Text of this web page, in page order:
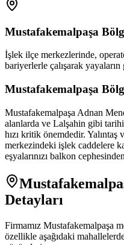
Mustafakemalpaşa
İşlek ilçe merkezlerinde,
bariyerlerle çalışarak
Mustafakemalpaşa
Mustafakemalpaşa Adnan
alanlarda ve Lalşahin gibi
hızı kritik önemdedir.
merkezindeki işlek caddelere
eşyalarınızı balkon
Detayları
Firmamız Mustafakemalpaşa
özellikle aşağıdaki